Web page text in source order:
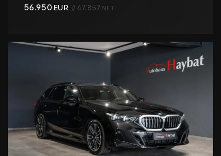
56.950 EUR // 47.857 NET